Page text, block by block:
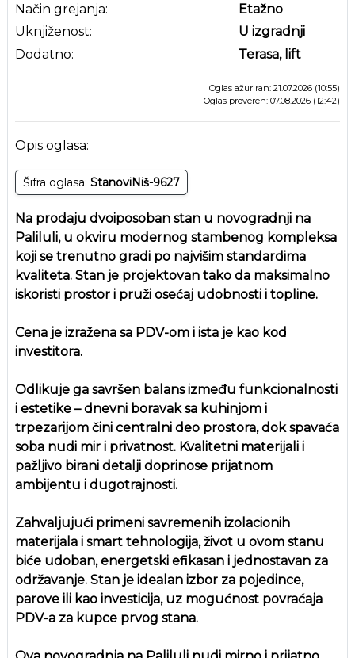
Način grejanja:
Uknjiženost:
Dodatno:
Etažno
U izgradnji
Terasa, lift
Oglas ažuriran: 21.07.2026 (10:55)
Oglas proveren: 07.08.2026 (12:42)
Opis oglasa:
Šifra oglasa: StanoviNiš-9627
Na prodaju dvoiposoban stan u novogradnji na
Paliluli, u okviru modernog stambenog kompleksa
koji se trenutno gradi po najvišim standardima
kvaliteta. Stan je projektovan tako da maksimalno
iskoristi prostor i pruži osećaj udobnosti i topline.
Cena je izražena sa PDV-om i ista je kao kod
investitora.
Odlikuje ga savršen balans između funkcionalnosti
i estetike – dnevni boravak sa kuhinjom i
trpezarijom čini centralni deo prostora, dok spavaća
soba nudi mir i privatnost. Kvalitetni materijali i
pažljivo birani detalji doprinose prijatnom
ambijentu i dugotrajnosti.
Zahvaljujući primeni savremenih izolacionih
materijala i smart tehnologija, život u ovom stanu
biće udoban, energetski efikasan i jednostavan za
održavanje. Stan je idealan izbor za pojedince,
parove ili kao investicija, uz mogućnost povraćaja
PDV-a za kupce prvog stana.